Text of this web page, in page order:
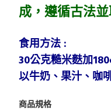
成，遵循古法
食用方法 :
30公克糙米麩加
以牛奶、果汁、咖
商品規格